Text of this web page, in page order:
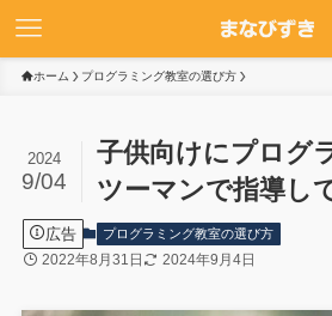
ホーム プログラミング教室の選び方
子供向けにプログ
ツーマンで指導し
2024
9/04
広告 プログラミング教室の選び方
2022年8月31日 2024年9月4日